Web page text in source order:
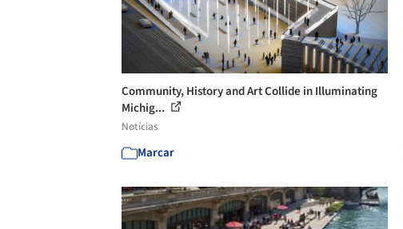
Community, History and Art Collide in Illuminating
Michig...
Notícias
Marcar